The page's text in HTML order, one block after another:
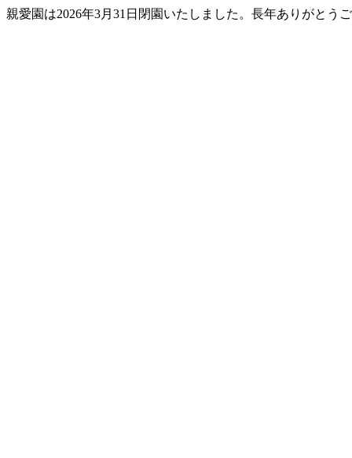
親愛園は2026年3月31日閉園いたしました。長年ありがとう